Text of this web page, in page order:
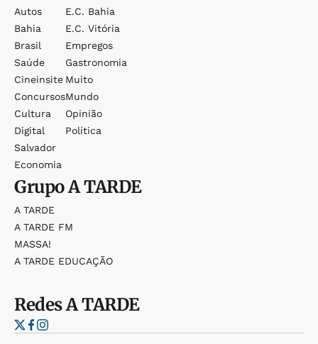
Autos
Bahia
Brasil
Saúde
Cineinsite
Concursos
Cultura
Digital
Salvador
Economia
E.c. Bahia
E.c. Vitória
Empregos
Gastronomia
Muito
Mundo
Opinião
Política
GrupoA TARDE
A TARDE
A TARDE FM
MASSA!
A TARDE EDUCAÇÃO
RedesA TARDE